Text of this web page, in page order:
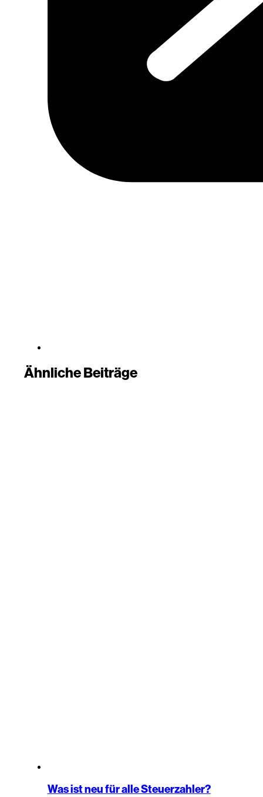
Ähnliche Beiträge
Was ist neu für alle Steuerzahler?